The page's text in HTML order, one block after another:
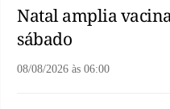
Natal amplia
sábado
08/08/2026 às 06:00